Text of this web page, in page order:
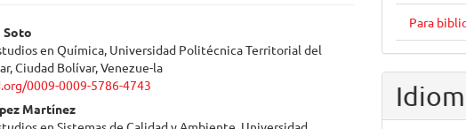
Soto
en Química, Universidad Politécnica Territorial del
Ciudad Bolívar, Venezue-la
0009-0009-5786-4743
Martínez
Para